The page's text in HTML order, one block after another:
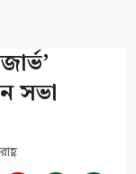
সভা